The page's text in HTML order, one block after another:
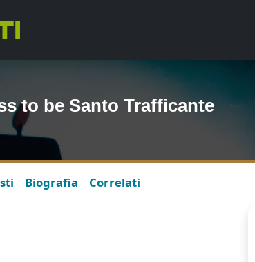
to be Santo Trafficante
Biografia Correlati